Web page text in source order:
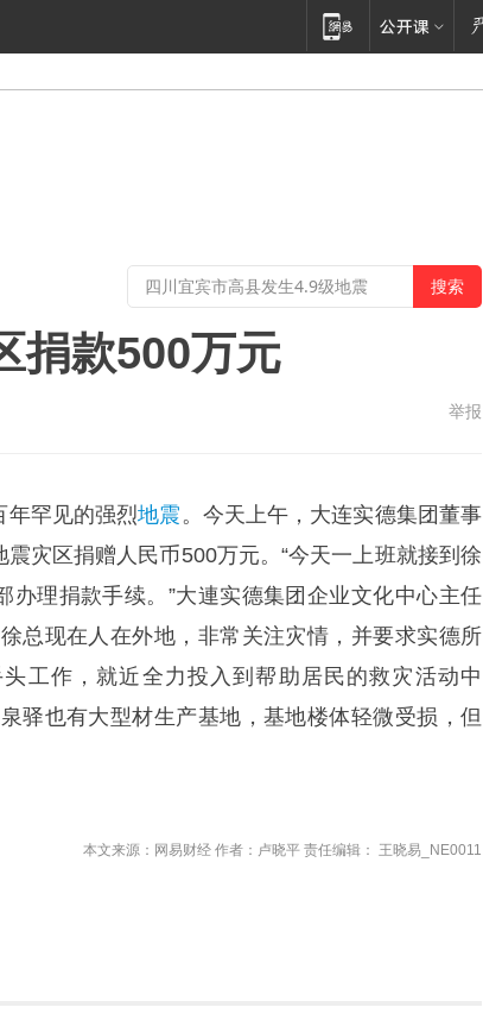
捐款500万元
举报
年罕见的强烈地震。今天上午，大连实德集团董事
灾区捐赠人民币500万元。“今天一上班就接到徐
办理捐款手续。”大連实德集团企业文化中心主任
总现在人在外地，非常关注灾情，并要求实德所
工作，就近全力投入到帮助居民的救灾活动中
驿也有大型材生产基地，基地楼体轻微受损，但
本文来源：网易财经 作者：卢晓平 责任编辑： 王晓易_NE0011